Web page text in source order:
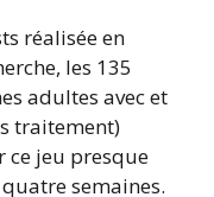
réalisée en
les 135
adultes avec et
traitement)
ce jeu presque
semaines.